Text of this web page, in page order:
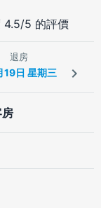
4.5/5 的評價
退房